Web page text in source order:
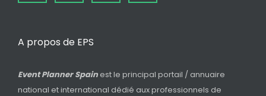
A propos de EPS
Event Planner Spain est le principal portail / annuaire
national et international dédié aux professionnels de